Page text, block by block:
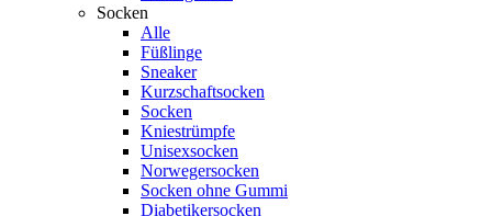
Socken
Alle
Füßlinge
Sneaker
Kurzschaftsocken
Socken
Kniestrümpfe
Unisexsocken
Norwegersocken
Socken ohne Gummi
Diabetikersocken